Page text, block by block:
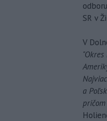
SR v
V
a